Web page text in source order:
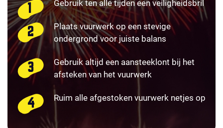
Gebruik ten alle tijden een veiligheidsbril
Plaats vuurwerk op een stevige
ondergrond voor juiste balans
Gebruik altijd een aansteeklont bij het
afsteken van het vuurwerk
Ruim alle afgestoken vuurwerk netjes op